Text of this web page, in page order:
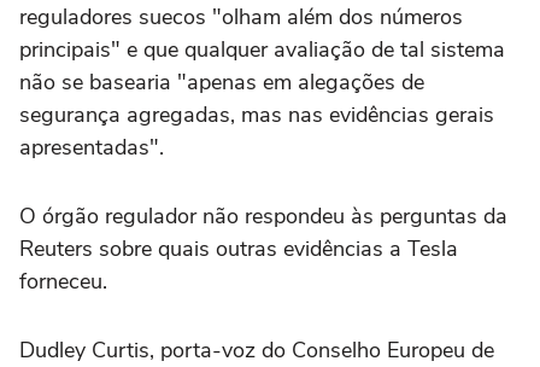
reguladores suecos "olham além dos números
principais" e que qualquer avaliação de tal sistema
não se basearia "apenas em alegações de
segurança agregadas, mas nas evidências gerais
apresentadas".
O órgão regulador não respondeu às perguntas da
Reuters sobre quais outras evidências a Tesla
forneceu.
Dudley Curtis, porta-voz do Conselho Europeu de